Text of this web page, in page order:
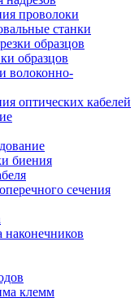
проволоки
станки
образцов
образцов
волоконно-
оптических кабелей
биения
сечения
клемм